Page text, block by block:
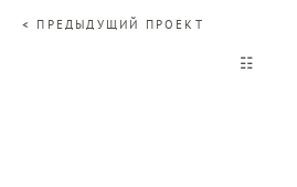
< ПРЕДЫДУЩИЙ ПРОЕКТ
☷